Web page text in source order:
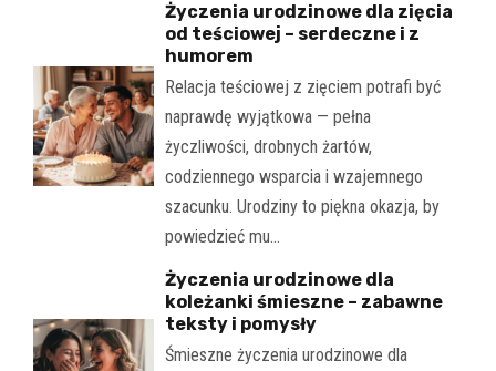
Życzenia urodzinowe dla zięcia
od teściowej – serdeczne i z
humorem
Relacja teściowej z zięciem potrafi być
naprawdę wyjątkowa — pełna
życzliwości, drobnych żartów,
codziennego wsparcia i wzajemnego
szacunku. Urodziny to piękna okazja, by
powiedzieć mu…
Życzenia urodzinowe dla
koleżanki śmieszne – zabawne
teksty i pomysły
Śmieszne życzenia urodzinowe dla